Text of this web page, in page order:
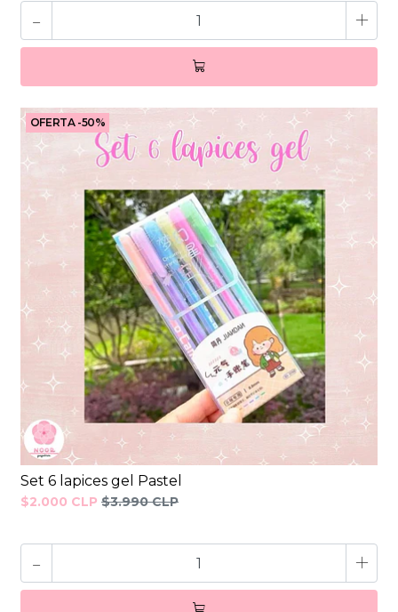
- +
OFERTA -50%
Set 6 lapices gel Pastel
$2.000 CLP $3.990 CLP
- +